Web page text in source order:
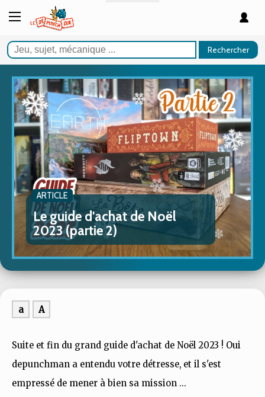
Rechercher
ARTICLE
Le guide d'achat de Noël
2023 (partie 2)
a A
Suite et fin du grand guide d'achat de Noël 2023 ! Oui
depunchman a entendu votre détresse, et il s'est
empressé de mener à bien sa mission ...